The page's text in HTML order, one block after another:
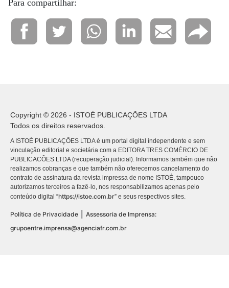
Para compartilhar:
Copyright © 2026 - ISTOÉ PUBLICAÇÕES LTDA
Todos os direitos reservados.
A ISTOÉ PUBLICAÇÕES LTDA é um portal digital independente e sem
vinculação editorial e societária com a EDITORA TRES COMÉRCIO DE
PUBLICACÕES LTDA (recuperação judicial). Informamos também que não
realizamos cobranças e que também não oferecemos cancelamento do
contrato de assinatura da revista impressa de nome ISTOÉ, tampouco
autorizamos terceiros a fazê-lo, nos responsabilizamos apenas pelo
conteúdo digital “https://istoe.com.br” e seus respectivos sites.
Política de Privacidade
Assessoria de Imprensa:
grupoentre.imprensa@agenciafr.com.br